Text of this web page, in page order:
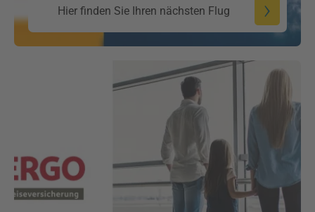
Hier finden Sie Ihren nächsten Flug